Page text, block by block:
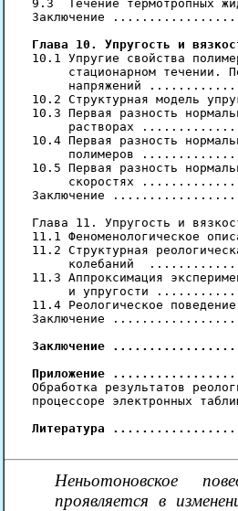
9.3  Течение
Заключение
Глава 10. Упругость и
10.1 Упругие свойства
стационарном течении.
напряжений
10.2 Структурная модель
10.3 Первая разность
растворах
10.4 Первая разность
полимеров
10.5 Первая разность
скоростях
Заключение
Глава 11. Упругость и
11.1 Феноменологическое
11.2 Структурная
колебаний
11.3 Аппроксимация
и упругости
11.4 Реологическое
Заключение
Заключение
Приложение
Обработка результатов
процессоре
Литература
Неньотоновское
проявляется в